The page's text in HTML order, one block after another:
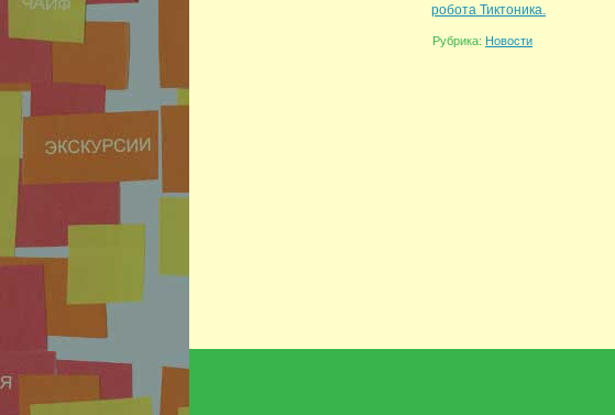
робота Тиктоника.
Рубрика: Новости